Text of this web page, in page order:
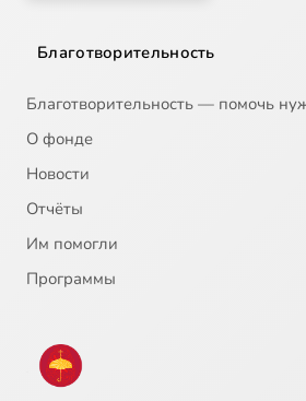
Благотворительность
Благотворительность — помочь
О фонде
Новости
Отчёты
Им помогли
Программы